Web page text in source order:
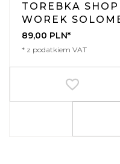
TOREBKA
WOREK
89,00 PLN*
* z podatkiem VAT